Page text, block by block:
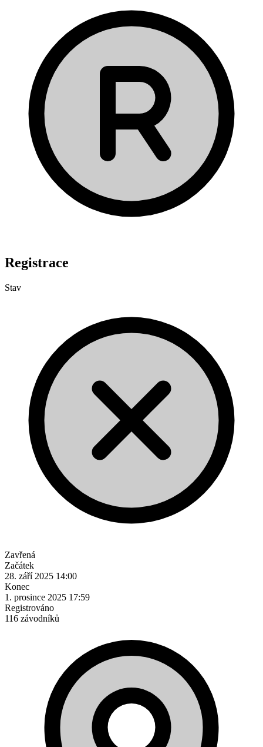
Registrace
Stav
Zavřená
Začátek
28. září 2025 14:00
Konec
1. prosince 2025 17:59
Registrováno
116 závodníků